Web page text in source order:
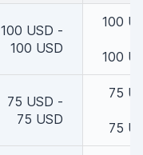
100 USD -
100 USD
100
100
75 USD -
75 USD
75
75